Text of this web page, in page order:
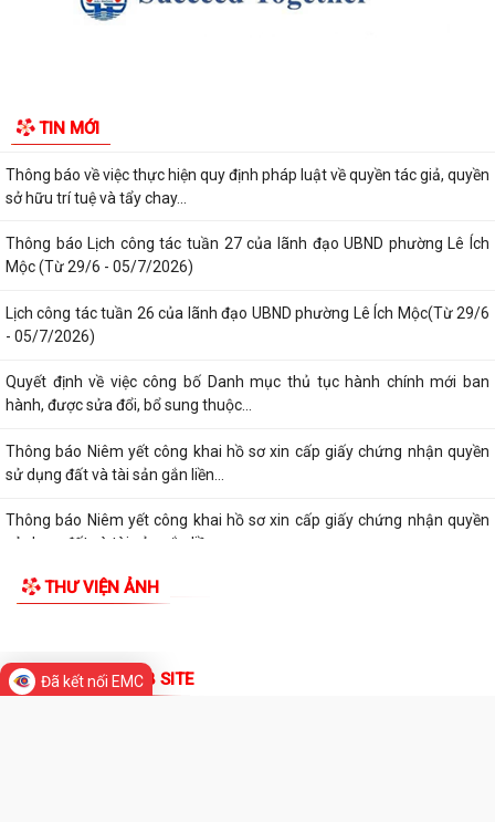
TIN MỚI
Thông báo Lịch công tác tuần 31 của lãnh đạo UBND phường Lê Ích
Mộc (Từ 27/7 - 02/8/2026)
để lừa đảo chiếm đoạt tài sản...
Mộc (Từ 20/7 - 26/7/2026)
tượng bảo trợ xã hội trên địa...
sở hữu trí tuệ và tẩy chay...
Mộc (Từ 29/6 - 05/7/2026)
- 05/7/2026)
Thông báo Niêm yết công khai hồ sơ xin cấp giấy chứng nhận quyền
Đã kết nối EMC